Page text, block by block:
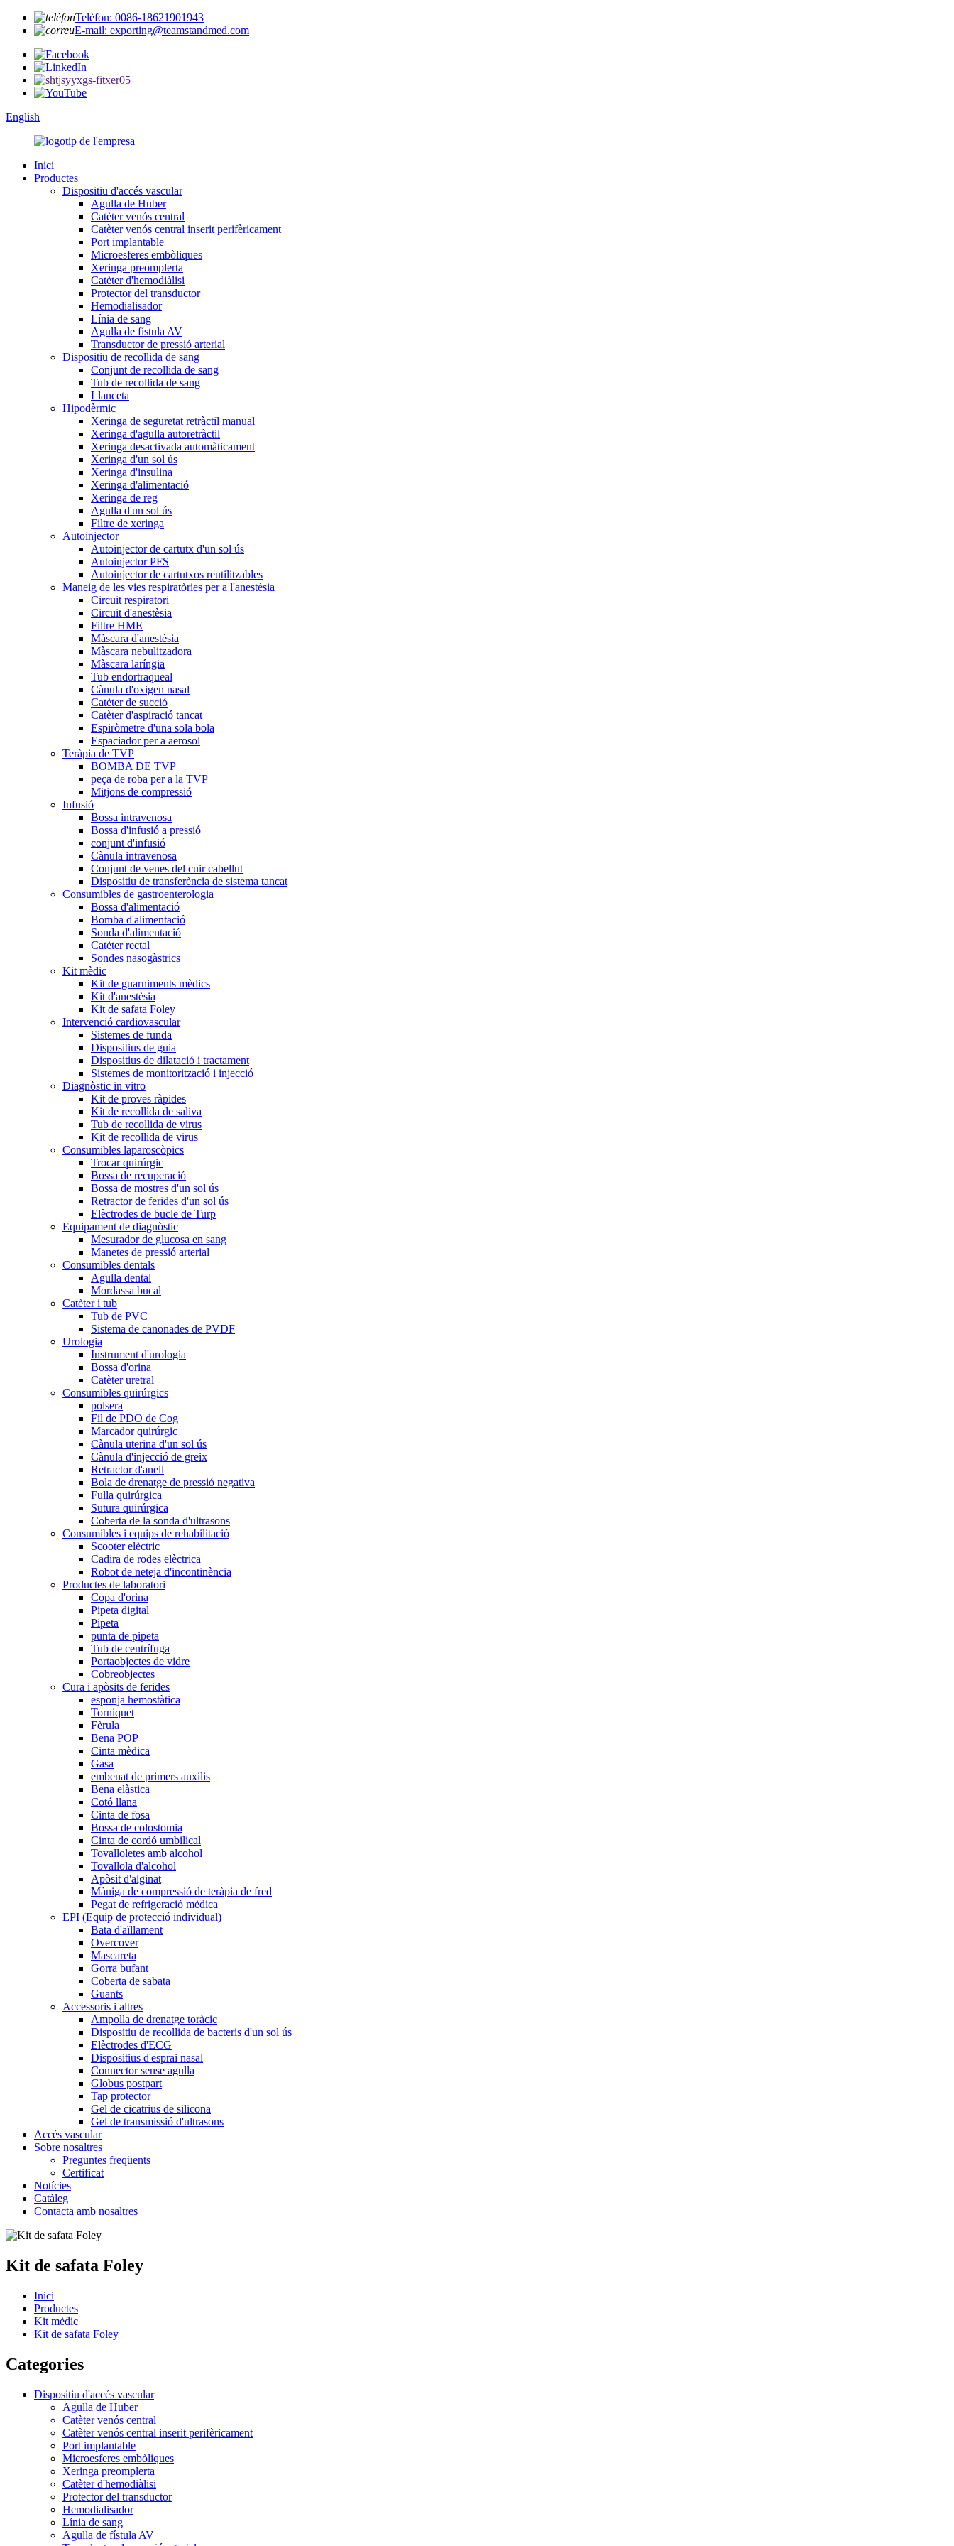
Telèfon: 0086-18621901943
E-mail: exporting@teamstandmed.com
English
Inici
Productes
Dispositiu d'accés vascular
Agulla de Huber
Catèter venós central
Catèter venós central inserit perifèricament
Port implantable
Microesferes embòliques
Xeringa preomplerta
Catèter d'hemodiàlisi
Protector del transductor
Hemodialisador
Línia de sang
Agulla de fístula AV
Transductor de pressió arterial
Dispositiu de recollida de sang
Conjunt de recollida de sang
Tub de recollida de sang
Llanceta
Hipodèrmic
Xeringa de seguretat retràctil manual
Xeringa d'agulla autoretràctil
Xeringa desactivada automàticament
Xeringa d'un sol ús
Xeringa d'insulina
Xeringa d'alimentació
Xeringa de reg
Agulla d'un sol ús
Filtre de xeringa
Autoinjector
Autoinjector de cartutx d'un sol ús
Autoinjector PFS
Autoinjector de cartutxos reutilitzables
Maneig de les vies respiratòries per a l'anestèsia
Circuit respiratori
Circuit d'anestèsia
Filtre HME
Màscara d'anestèsia
Màscara nebulitzadora
Màscara laríngia
Tub endortraqueal
Cànula d'oxigen nasal
Catèter de succió
Catèter d'aspiració tancat
Espiròmetre d'una sola bola
Espaciador per a aerosol
Teràpia de TVP
BOMBA DE TVP
peça de roba per a la TVP
Mitjons de compressió
Infusió
Bossa intravenosa
Bossa d'infusió a pressió
conjunt d'infusió
Cànula intravenosa
Conjunt de venes del cuir cabellut
Dispositiu de transferència de sistema tancat
Consumibles de gastroenterologia
Bossa d'alimentació
Bomba d'alimentació
Sonda d'alimentació
Catèter rectal
Sondes nasogàstrics
Kit mèdic
Kit de guarniments mèdics
Kit d'anestèsia
Kit de safata Foley
Intervenció cardiovascular
Sistemes de funda
Dispositius de guia
Dispositius de dilatació i tractament
Sistemes de monitorització i injecció
Diagnòstic in vitro
Kit de proves ràpides
Kit de recollida de saliva
Tub de recollida de virus
Kit de recollida de virus
Consumibles laparoscòpics
Trocar quirúrgic
Bossa de recuperació
Bossa de mostres d'un sol ús
Retractor de ferides d'un sol ús
Elèctrodes de bucle de Turp
Equipament de diagnòstic
Mesurador de glucosa en sang
Manetes de pressió arterial
Consumibles dentals
Agulla dental
Mordassa bucal
Catèter i tub
Tub de PVC
Sistema de canonades de PVDF
Urologia
Instrument d'urologia
Bossa d'orina
Catèter uretral
Consumibles quirúrgics
polsera
Fil de PDO de Cog
Marcador quirúrgic
Cànula uterina d'un sol ús
Cànula d'injecció de greix
Retractor d'anell
Bola de drenatge de pressió negativa
Fulla quirúrgica
Sutura quirúrgica
Coberta de la sonda d'ultrasons
Consumibles i equips de rehabilitació
Scooter elèctric
Cadira de rodes elèctrica
Robot de neteja d'incontinència
Productes de laboratori
Copa d'orina
Pipeta digital
Pipeta
punta de pipeta
Tub de centrífuga
Portaobjectes de vidre
Cobreobjectes
Cura i apòsits de ferides
esponja hemostàtica
Torniquet
Fèrula
Bena POP
Cinta mèdica
Gasa
embenat de primers auxilis
Bena elàstica
Cotó llana
Cinta de fosa
Bossa de colostomia
Cinta de cordó umbilical
Tovalloletes amb alcohol
Tovallola d'alcohol
Apòsit d'alginat
Màniga de compressió de teràpia de fred
Pegat de refrigeració mèdica
EPI (Equip de protecció individual)
Bata d'aïllament
Overcover
Mascareta
Gorra bufant
Coberta de sabata
Guants
Accessoris i altres
Ampolla de drenatge toràcic
Dispositiu de recollida de bacteris d'un sol ús
Elèctrodes d'ECG
Dispositius d'esprai nasal
Connector sense agulla
Globus postpart
Tap protector
Gel de cicatrius de silicona
Gel de transmissió d'ultrasons
Accés vascular
Sobre nosaltres
Preguntes freqüents
Certificat
Notícies
Catàleg
Contacta amb nosaltres
Kit de safata Foley
Inici
Productes
Kit mèdic
Kit de safata Foley
Categories
Dispositiu d'accés vascular
Agulla de Huber
Catèter venós central
Catèter venós central inserit perifèricament
Port implantable
Microesferes embòliques
Xeringa preomplerta
Catèter d'hemodiàlisi
Protector del transductor
Hemodialisador
Línia de sang
Agulla de fístula AV